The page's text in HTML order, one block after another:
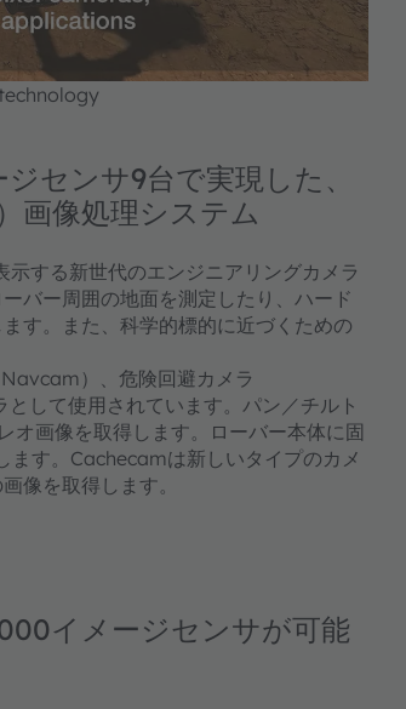
センサ9台で実現した、
画像処理システム
する新世代のエンジニアリングカメラ
バー周囲の地面を測定したり、ハード
す。また、科学的標的に近づくための
）、危険回避カメラ
して使用されています。パン／チルト
画像を取得します。ローバー本体に固
す。Cachecamは新しいタイプのカメ
像を取得します。
イメージセンサが可能